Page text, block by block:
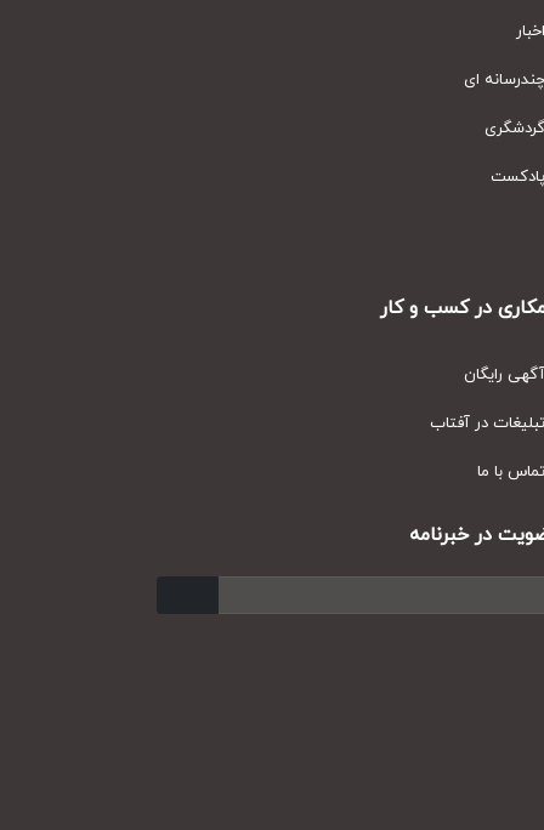
ای
در کسب و کار
رایگان
در آفتاب
با ما
در خبرنامه